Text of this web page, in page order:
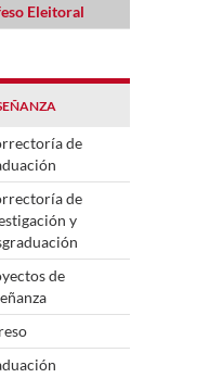
Eleitoral
de
de
y
de